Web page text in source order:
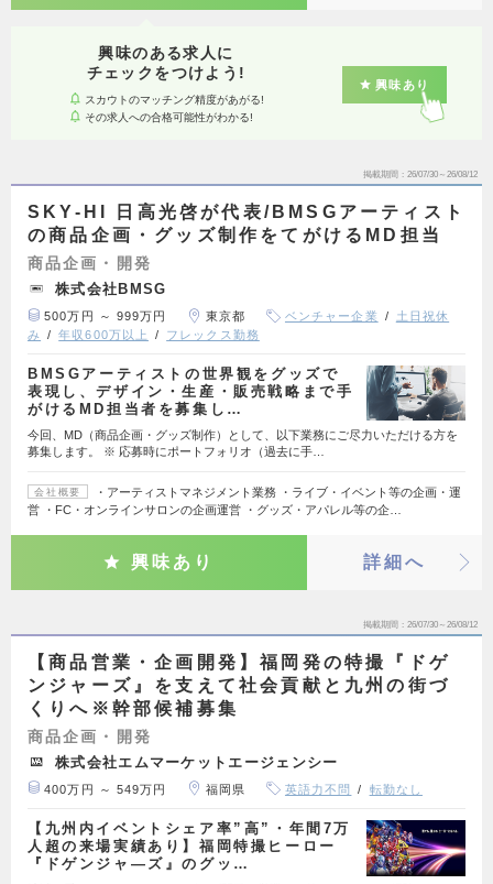
興味のある求人に
チェックをつけよう!
スカウトのマッチング精度があがる!
その求人への合格可能性がわかる!
興味あり
掲載期間 26/07/30～26/08/12
SKY-HI 日高光啓が代表/BMSGアーティスト
の商品企画・グッズ制作をてがけるMD担当
商品企画・開発
株式会社BMSG
500万円 ～ 999万円 東京都 ベンチャー企業
土日祝休
み
年収600万以上 フレックス勤務
BMSGアーティストの世界観をグッズで
表現し、デザイン・生産・販売戦略まで手
がけるMD担当者を募集し…
今回、MD（商品企画・グッズ制作）として、以下業務にご尽力いただける方を
募集します。 ※ 応募時にポートフォリオ（過去に手…
会社概要
・アーティストマネジメント業務 ・ライブ・イベント等の企画・運
営 ・FC・オンラインサロンの企画運営 ・グッズ・アパレル等の企…
興味あり 詳細へ
掲載期間 26/07/30～26/08/12
【商品営業・企画開発】福岡発の特撮『ドゲ
ンジャーズ』を支えて社会貢献と九州の街づ
くりへ※幹部候補募集
商品企画・開発
株式会社エムマーケットエージェンシー
400万円 ～ 549万円 福岡県 英語力不問 転勤なし
【九州内イベントシェア率”高”・年間7万
人超の来場実績あり】福岡特撮ヒーロー
『ドゲンジャ―ズ』のグッ…